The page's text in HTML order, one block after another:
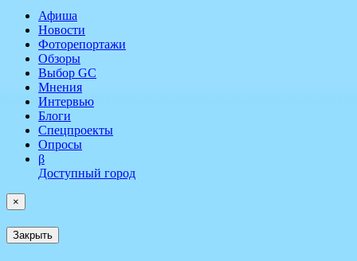
Афиша
Новости
Фоторепортажи
Обзоры
Выбор GC
Мнения
Интервью
Блоги
Спецпроекты
Опросы
β
Доступный город
×
Закрыть